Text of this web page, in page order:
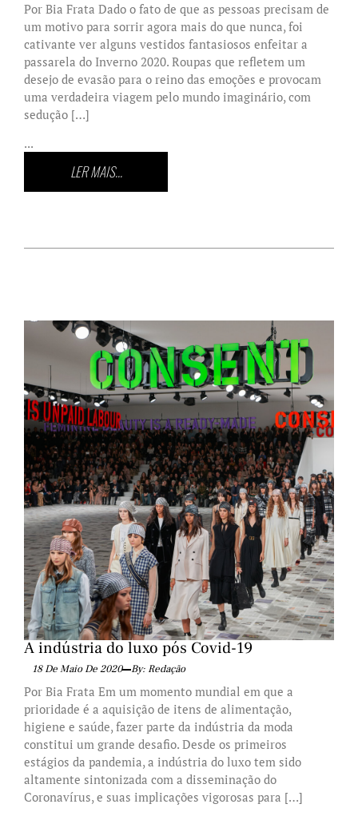
Por Bia Frata Dado o fato de que as pessoas precisam de
um motivo para sorrir agora mais do que nunca, foi
cativante ver alguns vestidos fantasiosos enfeitar a
passarela do Inverno 2020. Roupas que refletem um
desejo de evasão para o reino das emoções e provocam
uma verdadeira viagem pelo mundo imaginário, com
sedução […]
...
LER MAIS...
A indústria do luxo pós Covid-19
18 De Maio De 2020 By: Redação
Por Bia Frata Em um momento mundial em que a
prioridade é a aquisição de itens de alimentação,
higiene e saúde, fazer parte da indústria da moda
constitui um grande desafio. Desde os primeiros
estágios da pandemia, a indústria do luxo tem sido
altamente sintonizada com a disseminação do
Coronavírus, e suas implicações vigorosas para […]